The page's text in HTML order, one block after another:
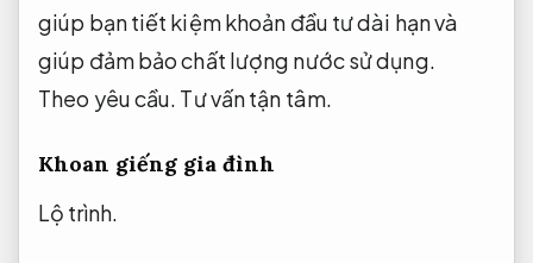
giúp bạn tiết kiệm khoản đầu tư dài hạn và
giúp đảm bảo chất lượng nước sử dụng.
Theo yêu cầu. Tư vấn tận tâm.
Khoan giếng gia đình
Lộ trình.